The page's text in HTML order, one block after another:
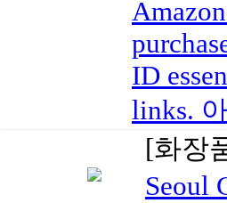
ID
links.
[화장
Seoul